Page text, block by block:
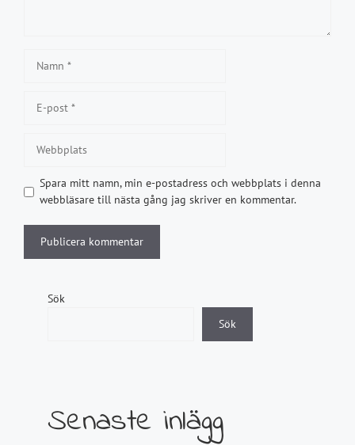
post
Spara mitt namn, min e-postadress och webbplats i denna
webbläsare till nästa gång jag skriver en kommentar.
Sök
Sök
Senaste inlägg